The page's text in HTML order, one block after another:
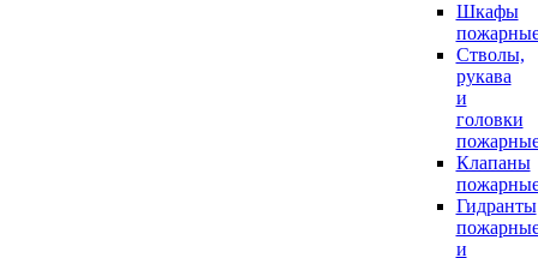
Шкафы
Стволы,
рукава
и
головки
Клапаны
Гидранты
и